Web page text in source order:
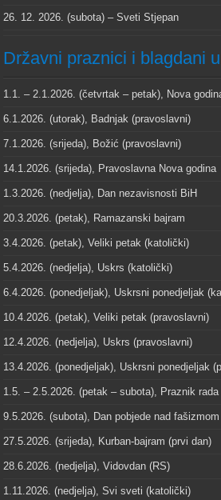
26. 12. 2026. (subota) – Sveti Stjepan
Državni praznici i blagdani
1.1. – 2.1.2026. (četvrtak – petak), Nova
6.1.2026. (utorak), Badnjak (pravoslavni)
7.1.2026. (srijeda), Božić (pravoslavni)
14.1.2026. (srijeda), Pravoslavna Nova godina
1.3.2026. (nedjelja), Dan nezavisnosti BiH
20.3.2026. (petak), Ramazanski bajram
3.4.2026. (petak), Veliki petak (katolički)
5.4.2026. (nedjelja), Uskrs (katolički)
6.4.2026. (ponedjeljak), Uskrsni ponedjeljak
10.4.2026. (petak), Veliki petak (pravoslavni)
12.4.2026. (nedjelja), Uskrs (pravoslavni)
13.4.2026. (ponedjeljak), Uskrsni ponedjeljak
1.5. – 2.5.2026. (petak – subota), Praznik rada
9.5.2026. (subota), Dan pobjede nad
27.5.2026. (srijeda), Kurban-bajram (prvi dan)
28.6.2026. (nedjelja), Vidovdan (RS)
1.11.2026. (nedjelja), Svi sveti (katolički)